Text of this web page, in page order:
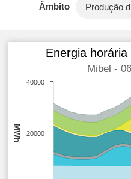
Âmbito
MWh
Energia
Mibel -
20000
40000